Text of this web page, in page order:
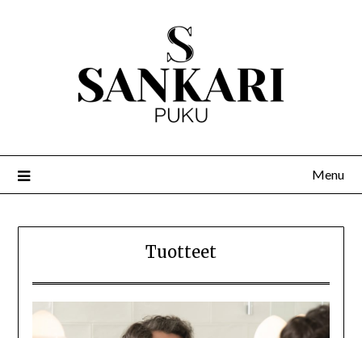
Menu
Tuotteet